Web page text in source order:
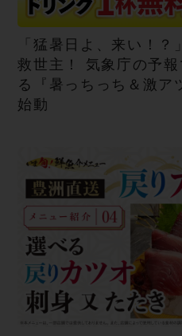
「猛暑日よ、来い！
救世主！ 気象庁の予
る『暑っちっち＆激ア
始動